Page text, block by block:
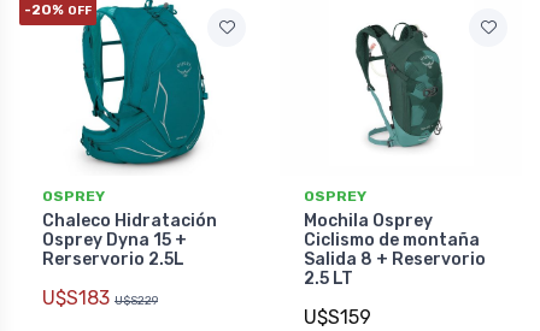
-20% OFF
OSPREY
Chaleco Hidratación
Osprey Dyna 15 +
Rerservorio 2.5L
U$S183 U$S229
OSPREY
Mochila Osprey
Ciclismo de montaña
Salida 8 + Reservorio
2.5 LT
U$S159